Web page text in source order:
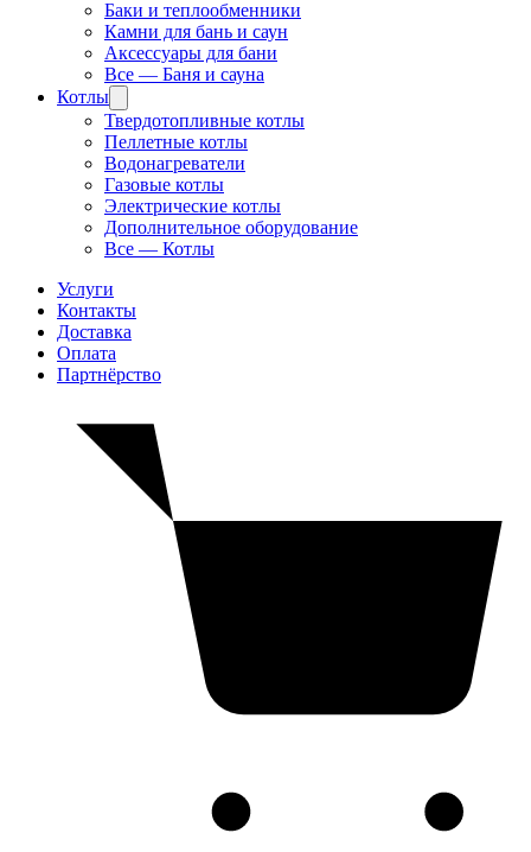
Баки и теплообменники
Камни для бань и саун
Аксессуары для бани
Все — Баня и сауна
Котлы
Твердотопливные котлы
Пеллетные котлы
Водонагреватели
Газовые котлы
Электрические котлы
Дополнительное оборудование
Все — Котлы
Услуги
Контакты
Доставка
Оплата
Партнёрство